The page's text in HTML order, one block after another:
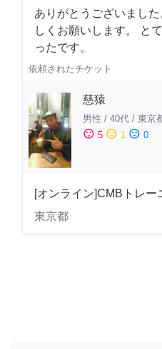
ありがとうございまし
しくお願いします。 と
ったです。
依頼されたチケット
慈猿
男性 / 40代 / 東京
sentiment_satisfied 5 sentiment_neutral 1 sentiment_dissatisfied 0
[オンライン]CMBトレー
東京都